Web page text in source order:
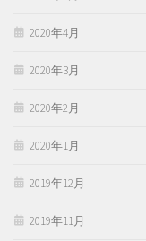
2020年4月
2020年3月
2020年2月
2020年1月
2019年12月
2019年11月